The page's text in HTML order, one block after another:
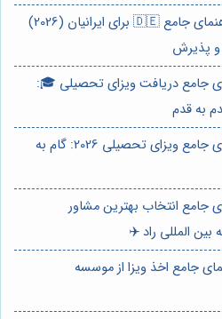
⭐️ تحصیل در آلمان: راهنمای جامع 🇩🇪 برای ایرانیان (2026)
و پذیرش
جامع دریافت ویزای تحصیلی 🎓:
به قدم
راهنمای جامع ⭐️ راهنمای جامع ویزای تحصیلی 2026: گام به
جامع انتخاب بهترین مشاور
المللی راد ✈️
جامع اخذ ویزا از موسسه